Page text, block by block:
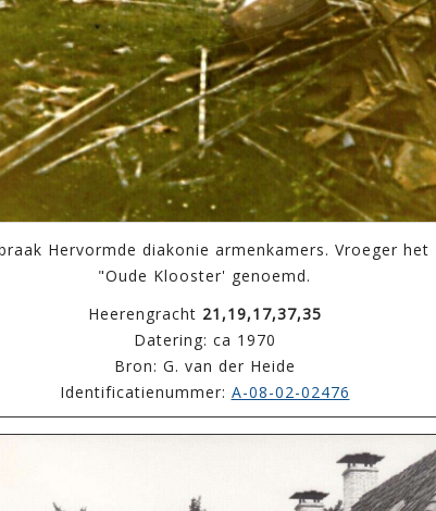
Hervormde diakonie armenkamers. Vroeger het
"Oude Klooster' genoemd.
Heerengracht 21,19,17,37,35
Datering: ca 1970
Bron: G. van der Heide
Identificatienummer: A-08-02-02476